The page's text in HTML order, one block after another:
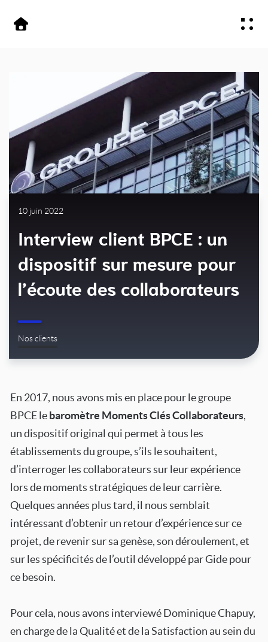
au
contenu
Secteurs
À propos
Contactez-nous
10 juin 2022
Interview client BPCE : un
dispositif sur mesure pour
l’écoute des collaborateurs
Nos clients
En 2017, nous avons mis en place pour le groupe
BPCE lebaromètre Moments Clés Collaborateurs,
un dispositif original qui permet à tous les
établissements du groupe, s’ils le souhaitent,
d’interroger les collaborateurs sur leur expérience
lors de moments stratégiques de leur carrière.
Quelques années plus tard, il nous semblait
intéressant d’obtenir un retour d’expérience sur ce
projet, de revenir sur sa genèse, son déroulement, et
sur les spécificités de l’outil développé par Gide pour
ce besoin.
Pour cela, nous avons interviewé Dominique Chapuy,
en charge de la Qualité et de la Satisfaction au sein du